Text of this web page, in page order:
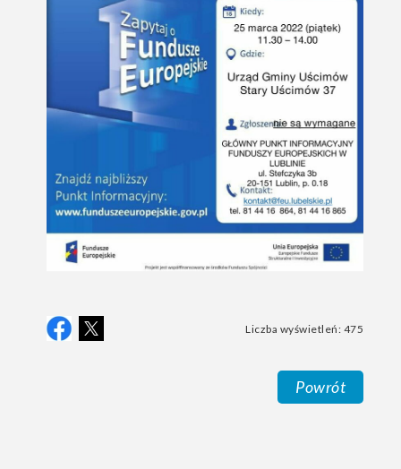
Liczba wyświetleń: 475
Powrót